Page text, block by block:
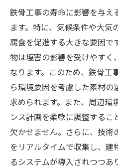
鉄骨工事の維持管理で
現する秘訣
プロジェクト成功
実践的なプロジェ
成功事例から学ぶ
チームワークとコ
性
課題解決に向けた
維持管理がもたらす
鉄骨工事の寿命に影響を与え
ます。特に、気候条件や大気
腐食を促進する大きな要因で
物は塩害の影響を受けやすく
なります。このため、鉄骨工
ら環境要因を考慮した素材
求められます。また、周辺環
ンス計画を柔軟に調整する
欠かせません。さらに、技術
をリアルタイムで収集し、
るシステムが導入されつつあ